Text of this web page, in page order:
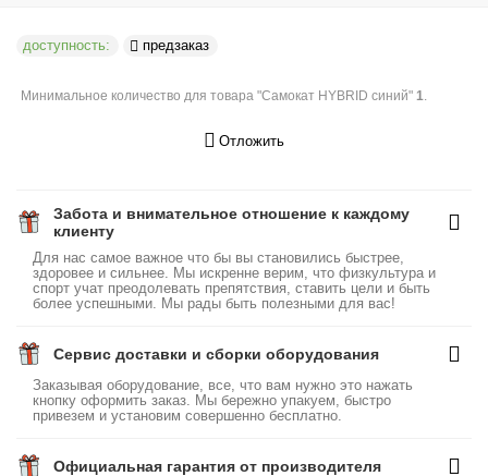
доступность: предзаказ
Минимальное количество для товара "Самокат HYBRID синий"1.
Отложить
Забота и внимательное отношение к каждому
клиенту
Для нас самое важное что бы вы становились быстрее,
здоровее и сильнее. Мы искренне верим, что физкультура и
спорт учат преодолевать препятствия, ставить цели и быть
более успешными. Мы рады быть полезными для вас!
Сервис доставки и сборки оборудования
Заказывая оборудование, все, что вам нужно это нажать
кнопку оформить заказ. Мы бережно упакуем, быстро
привезем и установим совершенно бесплатно.
Официальная гарантия от производителя